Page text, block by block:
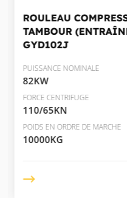
ROULEAU
TAMBOUR
GYD102J
PUISSANCE NOMINALE
82KW
FORCE CENTRIFUGE
110/65KN
POIDS EN ORDRE DE MARCHE
10000KG